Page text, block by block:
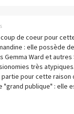
de coeur pour
: elle possède
Gemma Ward et autres
très atypiques.
pour cette raison
"grand publique" : elle